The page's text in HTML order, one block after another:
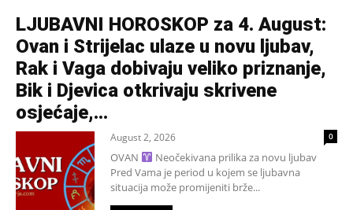
LJUBAVNI HOROSKOP za 4. August:
Ovan i Strijelac ulaze u novu ljubav,
Rak i Vaga dobivaju veliko priznanje,
Bik i Djevica otkrivaju skrivene
osjećaje,...
August 2, 2026 0
OVAN
Neočekivana prilika za novu ljubav
Pred Vama je period u kojem se ljubavna
situacija može promijeniti brže...